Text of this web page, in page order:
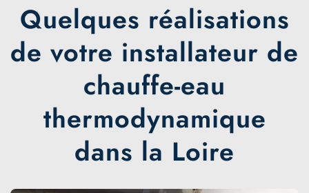
Quelques réalisations
de votre installateur de
chauffe-eau
thermodynamique
dans la Loire